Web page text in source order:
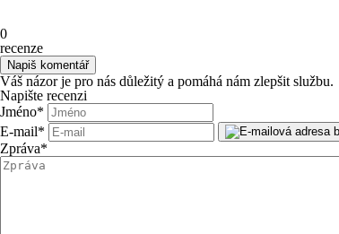
0
recenze
Váš názor je pro nás důležitý a pomáhá nám zlepšit službu.
Napište recenzi
Jméno*
E-mail*
Zpráva*